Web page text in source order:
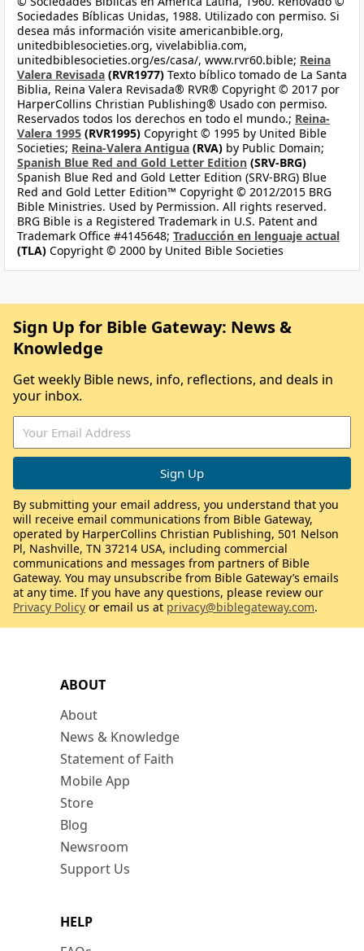
Sociedades Bíblicas Unidas, 1988. Utilizado con permiso. Si
desea más información visite americanbible.org,
unitedbiblesocieties.org, vivelabiblia.com,
unitedbiblesocieties.org/es/casa/, www.rvr60.bible; Reina
Valera Revisada (RVR1977) Texto bíblico tomado de La Santa
Biblia, Reina Valera Revisada® RVR® Copyright © 2017 por
HarperCollins Christian Publishing® Usado con permiso.
Reservados todos los derechos en todo el mundo.; Reina-
Valera 1995 (RVR1995) Copyright © 1995 by United Bible
Societies; Reina-Valera Antigua (RVA) by Public Domain;
Spanish Blue Red and Gold Letter Edition (SRV-BRG)
Spanish Blue Red and Gold Letter Edition (SRV-BRG) Blue
Red and Gold Letter Edition™ Copyright © 2012/2015 BRG
Bible Ministries. Used by Permission. All rights reserved.
BRG Bible is a Registered Trademark in U.S. Patent and
Trademark Office #4145648; Traducción en lenguaje actual
(TLA) Copyright © 2000 by United Bible Societies
ABOUT
About
News & Knowledge
Statement of Faith
Mobile App
Store
Blog
Newsroom
Support Us
HELP
Sign Up for Bible Gateway: News &
Knowledge
Get weekly Bible news, info, reflections, and deals in
your inbox.
By submitting your email address, you understand that you
will receive email communications from Bible Gateway,
operated by HarperCollins Christian Publishing, 501 Nelson
Pl, Nashville, TN 37214 USA, including commercial
communications and messages from partners of Bible
Gateway. You may unsubscribe from Bible Gateway’s emails
at any time. If you have any questions, please review our
Privacy Policy or email us at privacy@biblegateway.com.